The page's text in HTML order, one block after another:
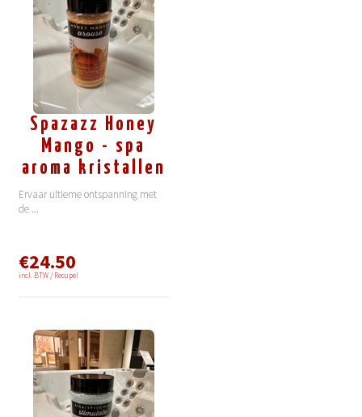
Spazazz Honey
Mango - spa
aroma kristallen
Ervaar ultieme ontspanning met
de ...
€24.50
incl. BTW / Recupel